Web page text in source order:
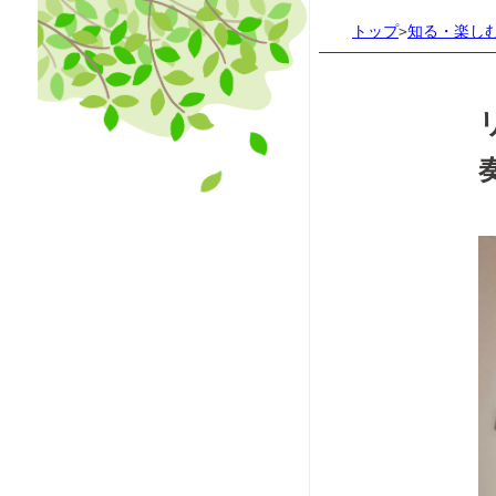
トップ>知る・楽し